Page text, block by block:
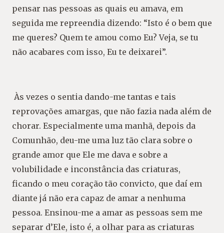
pensar nas pessoas as quais eu amava, em
seguida me repreendia dizendo: “Isto é o bem que
me queres? Quem te amou como Eu? Veja, se tu
não acabares com isso, Eu te deixarei”.
Às vezes o sentia dando-me tantas e tais
reprovações amargas, que não fazia nada além de
chorar. Especialmente uma manhã, depois da
Comunhão, deu-me uma luz tão clara sobre o
grande amor que Ele me dava e sobre a
volubilidade e inconstância das criaturas,
ficando o meu coração tão convicto, que daí em
diante já não era capaz de amar a nenhuma
pessoa. Ensinou-me a amar as pessoas sem me
separar d’Ele, isto é, a olhar para as criaturas